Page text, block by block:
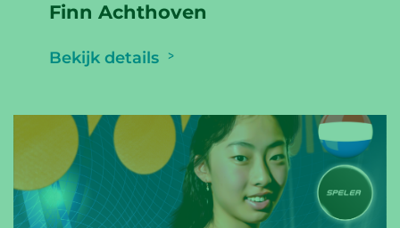
Finn Achthoven
Bekijk details